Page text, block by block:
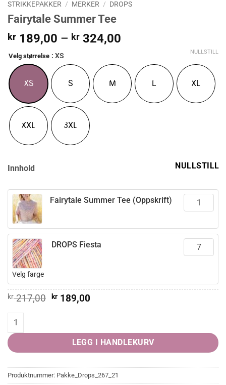
STRIKKEPAKKER / MERKER / DROPS
Fairytale Summer Tee
kr 189,00 – kr 324,00
kr 324,00
Velg størrelse : XS
XS S M L XL
XXL 3XL
NULLSTILL
Innhold NULLSTILL
Fairytale Summer Tee (Oppskrift)
Velg farge
DROPS Fiesta
kr217,00 Opprinnelig
kr189,00Nåværende
Fairytale Summer Tee quantity
LEGG I HANDLEKURV
Produktnummer: Pakke_Drops_267_21